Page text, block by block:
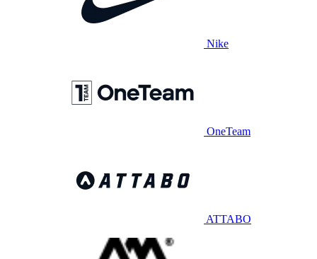
Nike
OneTeam
ATTABO